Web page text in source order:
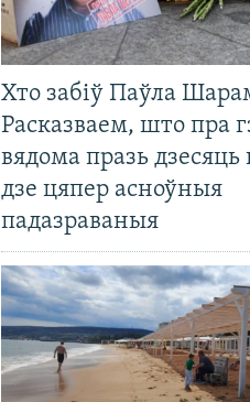
Хто забіў Паўла
Расказваем, што пра
вядома празь дзесяць
дзе цяпер асноўныя
падазраваныя